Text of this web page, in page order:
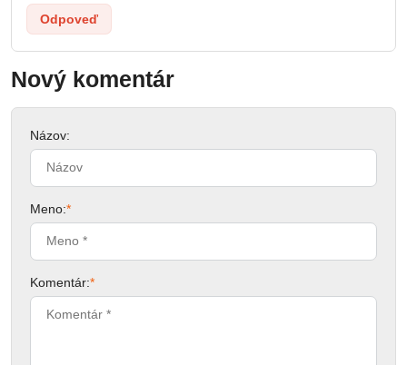
Odpoveď
Nový komentár
Názov:
Meno:*
Komentár:*